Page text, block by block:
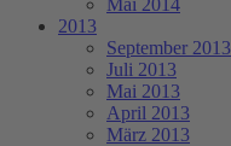
2013
September 2013
Juli 2013
Mai 2013
April 2013
März 2013